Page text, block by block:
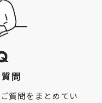
問
質問をまとめてい